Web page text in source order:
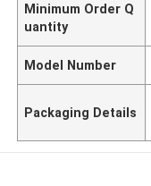
Minimum Order Q
uantity
Model Number
Packaging Details